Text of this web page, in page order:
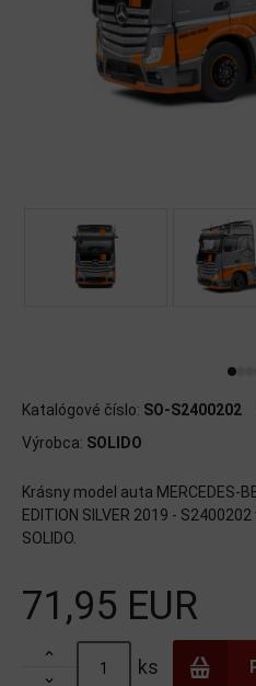
Katalógové číslo: SO-S2400202
Výrobca: SOLIDO
Krásny model auta MERCEDES-
EDITION SILVER 2019 -
SOLIDO.
71,95 EUR


ks